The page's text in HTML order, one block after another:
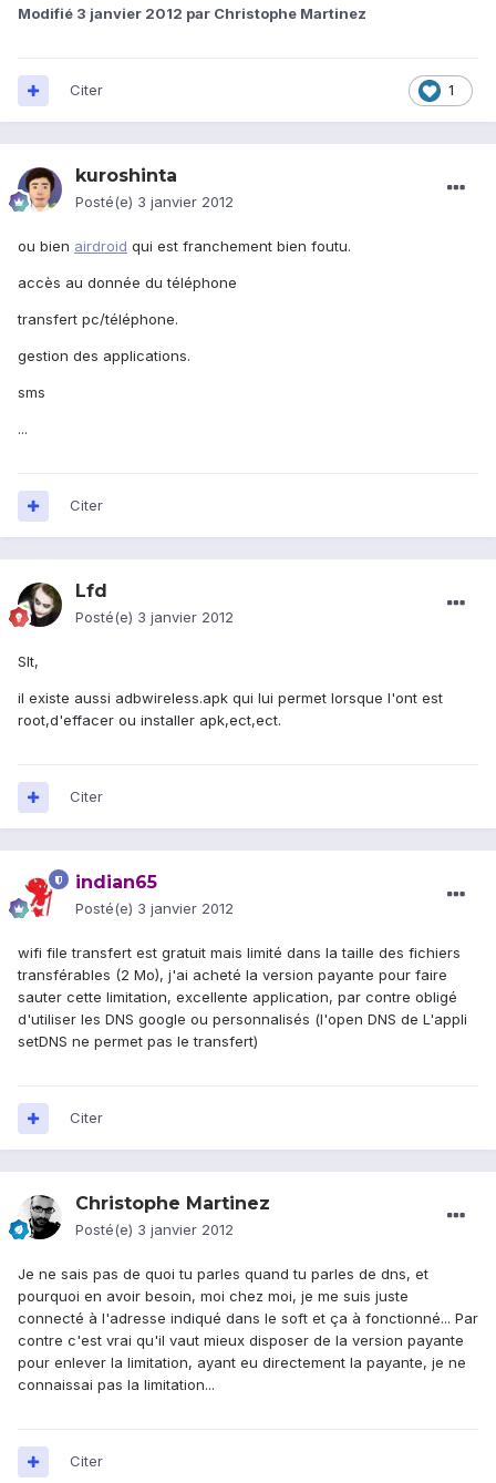
Modifié 3 janvier 2012 par Christophe Martinez
1
Citer
kuroshinta
Posté(e) 3 janvier 2012
ou bien airdroid qui est franchement bien foutu.
accès au donnée du téléphone
transfert pc/téléphone.
gestion des applications.
sms
...
Citer
Lfd
Posté(e) 3 janvier 2012
Slt,
il existe aussi adbwireless.apk qui lui permet lorsque l'ont est
root,d'effacer ou installer apk,ect,ect.
Citer
indian65
Posté(e) 3 janvier 2012
wifi file transfert est gratuit mais limité dans la taille des fichiers
transférables (2 Mo), j'ai acheté la version payante pour faire
sauter cette limitation, excellente application, par contre obligé
d'utiliser les DNS google ou personnalisés (l'open DNS de L'appli
setDNS ne permet pas le transfert)
Citer
Christophe Martinez
Posté(e) 3 janvier 2012
Je ne sais pas de quoi tu parles quand tu parles de dns, et
pourquoi en avoir besoin, moi chez moi, je me suis juste
connecté à l'adresse indiqué dans le soft et ça à fonctionné... Par
contre c'est vrai qu'il vaut mieux disposer de la version payante
pour enlever la limitation, ayant eu directement la payante, je ne
connaissai pas la limitation...
Citer